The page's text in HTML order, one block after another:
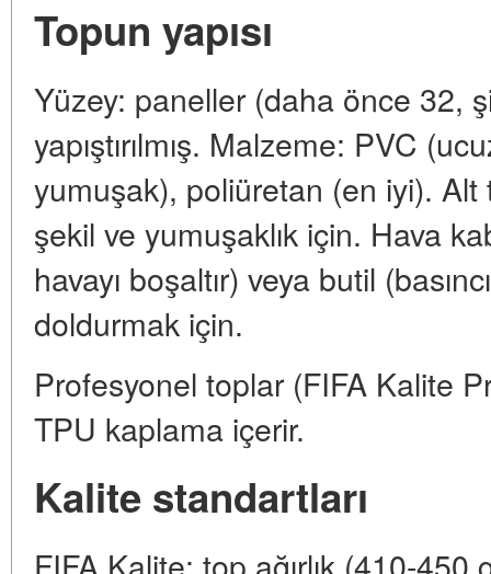
Topun yapısı
Yüzey: paneller (daha önce 32,
yapıştırılmış. Malzeme: PVC
yumuşak), poliüretan (en iyi).
şekil ve yumuşaklık için. Hava
havayı boşaltır) veya butil
doldurmak için.
Profesyonel toplar (FIFA Kalite
TPU kaplama içerir.
Kalite standartları